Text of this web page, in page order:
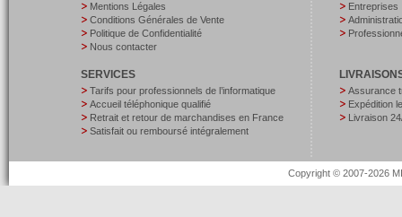
Mentions Légales
Conditions Générales de Vente
Politique de Confidentialité
Nous contacter
SERVICES
Tarifs pour professionnels de l’informatique
Accueil téléphonique qualifié
Retrait et retour de marchandises en France
Satisfait ou remboursé intégralement
Entreprises
Assurance
Expédition
Livraison
Copyright © 2007-2026